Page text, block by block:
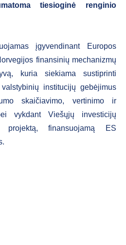
tiesioginė renginio
įgyvendinant Europos
finansinių mechanizmų
kuria siekiama sustiprinti
institucijų gebėjimus
skaičiavimo, vertinimo ir
vykdant Viešųjų investicijų
projektą, finansuojamą ES